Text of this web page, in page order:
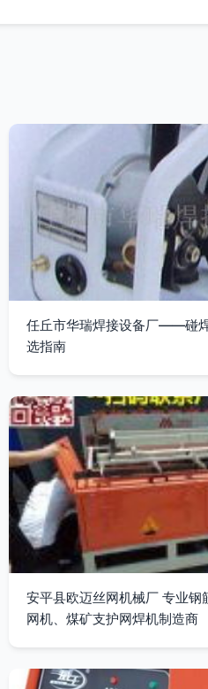
任丘市华瑞焊接设备厂——碰
选指南
安平县欧迈丝网机械厂 专业钢
网机、煤矿支护网焊机制造商